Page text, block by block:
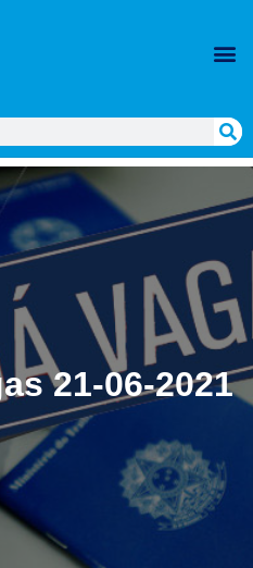
21-06-2021